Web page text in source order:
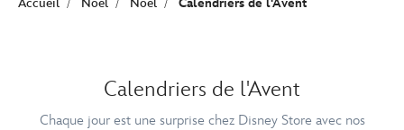
Calendriers de l'Avent
Chaque jour est une surprise chez Disney Store avec nos